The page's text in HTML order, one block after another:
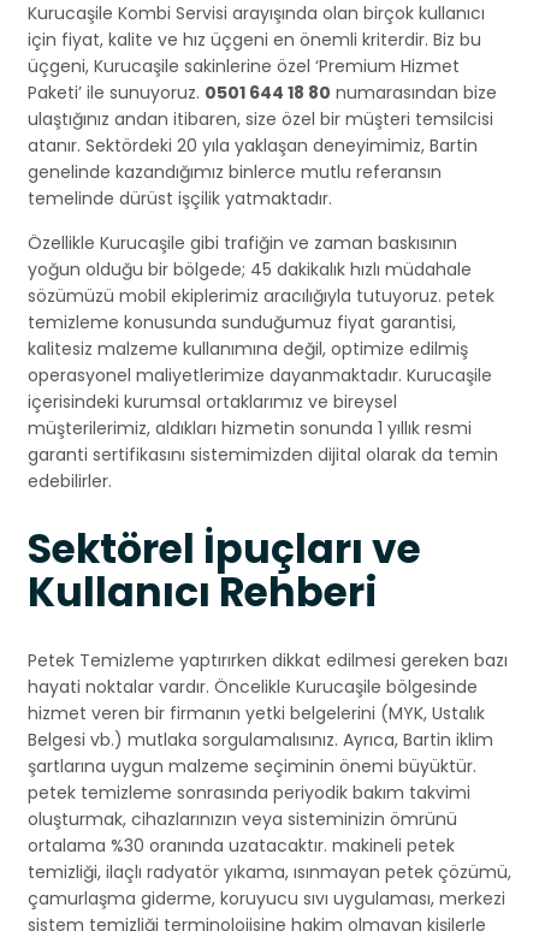
Kurucaşile Kombi Servisi arayışında olan birçok kullanıcı
için fiyat, kalite ve hız üçgeni en önemli kriterdir. Biz bu
üçgeni, Kurucaşile sakinlerine özel ‘Premium Hizmet
Paketi’ ile sunuyoruz. 0501 644 18 80 numarasından bize
ulaştığınız andan itibaren, size özel bir müşteri temsilcisi
atanır. Sektördeki 20 yıla yaklaşan deneyimimiz, Bartin
genelinde kazandığımız binlerce mutlu referansın
temelinde dürüst işçilik yatmaktadır.
Özellikle Kurucaşile gibi trafiğin ve zaman baskısının
yoğun olduğu bir bölgede; 45 dakikalık hızlı müdahale
sözümüzü mobil ekiplerimiz aracılığıyla tutuyoruz. petek
temizleme konusunda sunduğumuz fiyat garantisi,
kalitesiz malzeme kullanımına değil, optimize edilmiş
operasyonel maliyetlerimize dayanmaktadır. Kurucaşile
içerisindeki kurumsal ortaklarımız ve bireysel
müşterilerimiz, aldıkları hizmetin sonunda 1 yıllık resmi
garanti sertifikasını sistemimizden dijital olarak da temin
edebilirler.
Sektörel İpuçları ve
Kullanıcı Rehberi
Petek Temizleme yaptırırken dikkat edilmesi gereken bazı
hayati noktalar vardır. Öncelikle Kurucaşile bölgesinde
hizmet veren bir firmanın yetki belgelerini (MYK, Ustalık
Belgesi vb.) mutlaka sorgulamalısınız. Ayrıca, Bartin iklim
şartlarına uygun malzeme seçiminin önemi büyüktür.
petek temizleme sonrasında periyodik bakım takvimi
oluşturmak, cihazlarınızın veya sisteminizin ömrünü
ortalama %30 oranında uzatacaktır. makineli petek
temizliği, ilaçlı radyatör yıkama, ısınmayan petek çözümü,
çamurlaşma giderme, koruyucu sıvı uygulaması, merkezi
sistem temizliği terminolojisine hakim olmayan kişilerle